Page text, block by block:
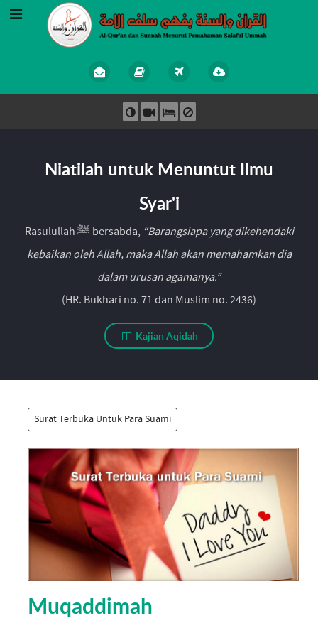
Niatilah untuk Menuntut Ilmu
Syar'i
Rasulullah ﷺ bersabda, “Barangsiapa yang dikehendaki
kebaikan oleh Allah, maka Allah akan memahamkan dia
dalam urusan agamanya.”
(HR. Bukhari no. 71 dan Muslim no. 2436)
Kajian Aqidah
Surat Terbuka Untuk Para Suami
Muqaddimah